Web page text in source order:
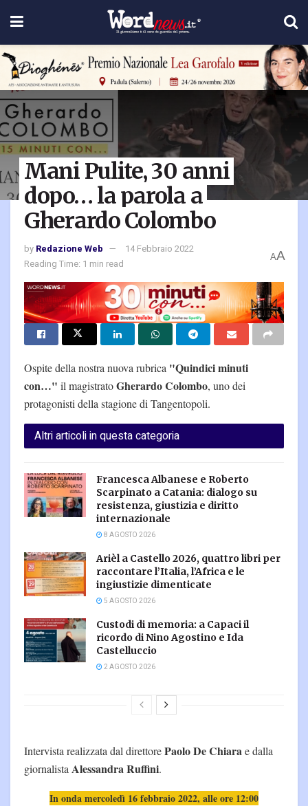
Mani Pulite, 30 anni
dopo… la parola a
Gherardo Colombo
by Redazione Web
14 Febbraio 2022
Reading Time: 1 min read
AA
Ospite della nostra nuova rubrica "Quindici minuti
con…" il magistratoGherardo Colombo, uno dei
protagonisti della stagione di Tangentopoli.
Altri articoli in questa categoria
Francesca Albanese e Roberto
Scarpinato a Catania: dialogo su
resistenza, giustizia e diritto
internazionale
8 AGOSTO 2026
Arièl a Castello 2026, quattro libri per
raccontare l’Italia, l’Africa e le
ingiustizie dimenticate
5 AGOSTO 2026
Custodi di memoria: a Capaci il
ricordo di Nino Agostino e Ida
Castelluccio
2 AGOSTO 2026
Intervista realizzata dal direttorePaolo De Chiarae dalla
giornalista Alessandra Ruffini.
In onda mercoledì 16 febbraio 2022, alle ore 12:00